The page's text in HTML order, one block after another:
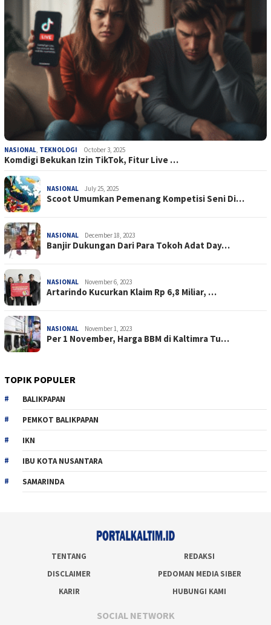
NASIONAL, TEKNOLOGI October 3, 2025
Komdigi Bekukan Izin TikTok, Fitur Live …
NASIONAL July 25, 2025
Scoot Umumkan Pemenang Kompetisi Seni Di…
NASIONAL December 18, 2023
Banjir Dukungan Dari Para Tokoh Adat Day…
NASIONAL November 6, 2023
Artarindo Kucurkan Klaim Rp 6,8 Miliar, …
NASIONAL November 1, 2023
Per 1 November, Harga BBM di Kaltimra Tu…
TOPIK POPULER
BALIKPAPAN
PEMKOT BALIKPAPAN
IKN
IBU KOTA NUSANTARA
SAMARINDA
TENTANG
REDAKSI
DISCLAIMER
PEDOMAN MEDIA SIBER
KARIR
HUBUNGI KAMI
SOCIAL NETWORK